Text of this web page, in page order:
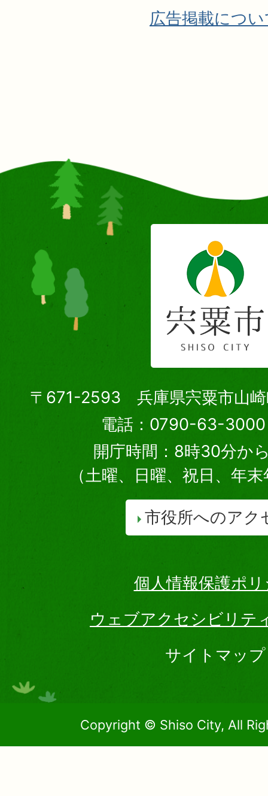
広告掲載につ
〒671-2593 兵庫県宍粟市山崎
電話：0790-63-3000
開庁時間：8時30分か
（土曜、日曜、祝日、年
市役所へのアク
個人情報保護ポ
ウェブアクセシビリテ
サイトマップ
Copyright © Shiso City, All